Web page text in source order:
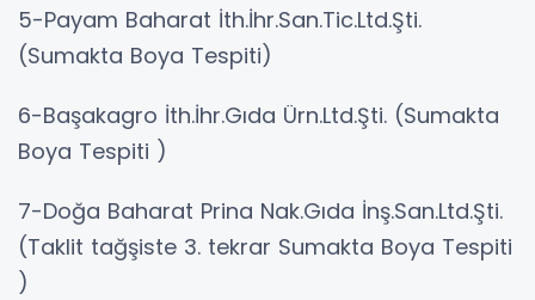
5-Payam Baharat İth.İhr.San.Tic.Ltd.Şti.
(Sumakta Boya Tespiti)
6-Başakagro İth.İhr.Gıda Ürn.Ltd.Şti. (Sumakta
Boya Tespiti )
7-Doğa Baharat Prina Nak.Gıda İnş.San.Ltd.Şti.
(Taklit tağşiste 3. tekrar Sumakta Boya Tespiti
)